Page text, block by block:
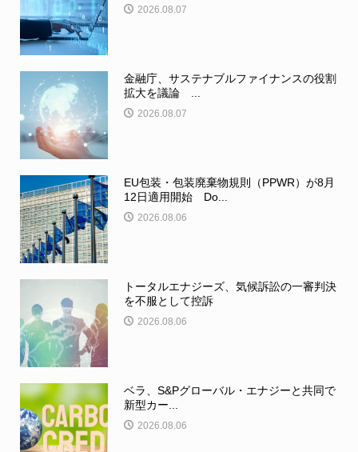
2026.08.07
金融庁、サステナブルファイナンスの役割
拡大を議論 ...
2026.08.07
EU包装・包装廃棄物規則（PPWR）が8月
12日適用開始 Do...
2026.08.06
トータルエナジーズ、気候訴訟の一審判決
を不服として控訴
2026.08.06
ベラ、S&Pグローバル・エナジーと共同で
新型カー...
2026.08.06